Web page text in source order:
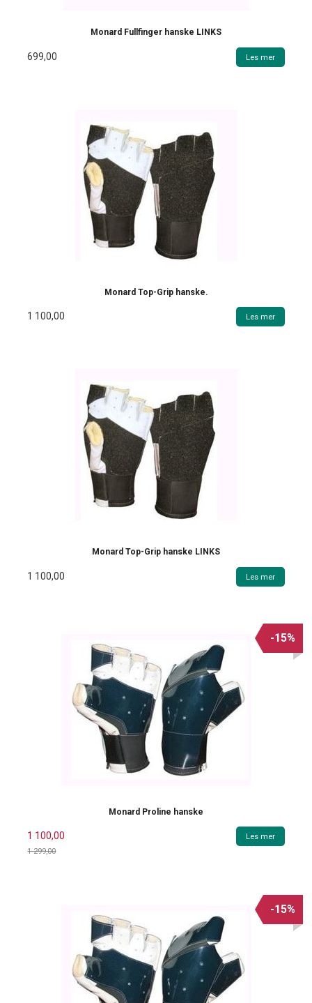
Monard Fullfinger hanske LINKS
699,00 Les mer
Monard Top-Grip hanske.
1 100,00 Les mer
Monard Top-Grip hanske LINKS
1 100,00 Les mer
Monard Proline hanske
1 100,00
1 299,00
-15%
Les mer
-15%